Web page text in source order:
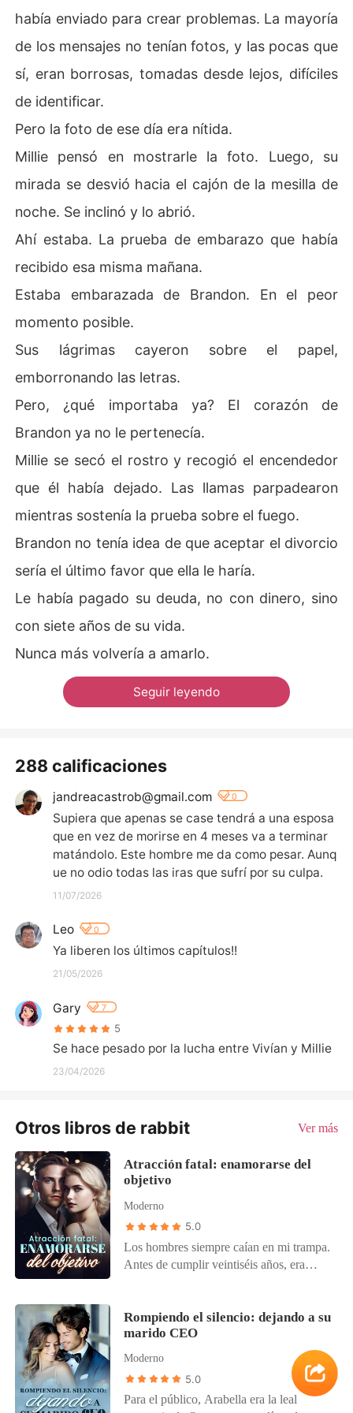
había enviado para crear problemas. La mayoría
de los mensajes no tenían fotos, y las pocas que
sí, eran borrosas, tomadas desde lejos, difíciles
de identificar.
Pero la foto de ese día era nítida.
Millie pensó en mostrarle la foto. Luego, su
mirada se desvió hacia el cajón de la mesilla de
noche. Se inclinó y lo abrió.
Ahí estaba. La prueba de embarazo que había
recibido esa misma mañana.
Estaba embarazada de Brandon. En el peor
momento posible.
Sus lágrimas cayeron sobre el papel,
emborronando las letras.
Pero, ¿qué importaba ya? El corazón de
Brandon ya no le pertenecía.
Millie se secó el rostro y recogió el encendedor
que él había dejado. Las llamas parpadearon
mientras sostenía la prueba sobre el fuego.
Brandon no tenía idea de que aceptar el divorcio
sería el último favor que ella le haría.
Le había pagado su deuda, no con dinero, sino
con siete años de su vida.
Nunca más volvería a amarlo.
Seguir leyendo
288 calificaciones
jandreacastrob@gmail.com 0
Supiera que apenas se case tendrá a una esposa
que en vez de morirse en 4 meses va a terminar
matándolo. Este hombre me da como pesar. Aunq
ue no odio todas las iras que sufrí por su culpa.
11/07/2026
Leo 0
Ya liberen los últimos capítulos!!
21/05/2026
Gary 7
5
Se hace pesado por la lucha entre Vivían y Millie
23/04/2026
Otros libros de rabbit Ver más
Atracción fatal: enamorarse del
objetivo
Moderno
5.0
Los hombres siempre caían en mi trampa.
Antes de cumplir veintiséis años, era
terminaba con un hombre, me alejaba sin
ningún remordimiento. Mis ojos siempre
estaban puestos en el objetivo: obtener la
mayor cantidad de dinero de esos idiotas.
Era una cazadora implacable que no tenía
piedad por mi presa. Todo iba bien hasta
Rompiendo el silencio: dejando a su
marido CEO
Moderno
5.0
Para el público, Arabella era la leal